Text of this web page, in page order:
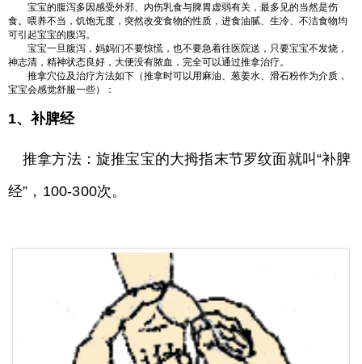
宝宝的腹泻多因感受外邪、内伤乳食与脾胃虚弱有关，最多见的当然是伤
食。喂养不当，饥饱无度，突然改变食物的性质，进食油腻、生冷、不洁食物均
可引起宝宝的腹泻。
宝宝一旦腹泻，妈妈们不要惊慌，也不要急着往医院送，只要宝宝不发烧，
神志清，精神状态良好，大便没有脓血，完全可以通过推拿治疗。
推拿穴位及治疗方法如下（推拿时可以用麻油、葱姜水、滑石粉作为介质，
宝宝会感觉舒服一些）：
1、补脾经
推拿方法：旋推宝宝的大拇指末节罗纹面就叫“补脾
经”，100-300次。